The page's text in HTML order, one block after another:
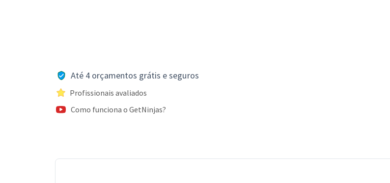
Até 4 orçamentos grátis e seguros
Profissionais avaliados
Como funciona o GetNinjas?